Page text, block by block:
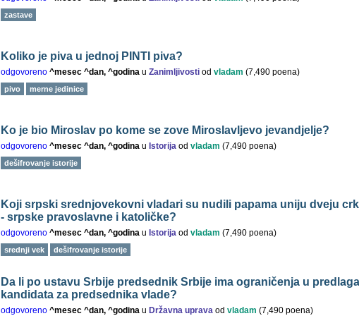
zastave
Koliko je piva u jednoj PINTI piva?
odgovoreno ^mesec ^dan, ^godina u Zanimljivosti od vladam (7,490 poena)
pivo merne jedinice
Ko je bio Miroslav po kome se zove Miroslavljevo jevandjelje?
odgovoreno ^mesec ^dan, ^godina u Istorija od vladam (7,490 poena)
dešifrovanje istorije
Koji srpski srednjovekovni vladari su nudili papama uniju dveju
- srpske pravoslavne i katoličke?
odgovoreno ^mesec ^dan, ^godina u Istorija od vladam (7,490 poena)
srednji vek dešifrovanje istorije
Da li po ustavu Srbije predsednik Srbije ima ograničenja u
kandidata za predsednika vlade?
odgovoreno ^mesec ^dan, ^godina u Državna uprava od vladam (7,490 poena)